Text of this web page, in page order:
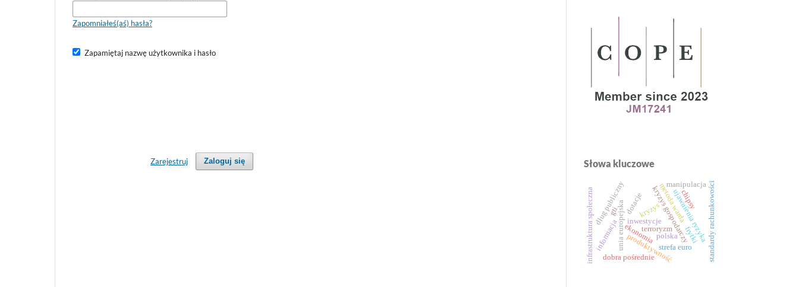
Zapomniałeś(aś) hasła?
Zapamiętaj nazwę użytkownika i hasło
Zaloguj się
Zarejestruj Słowa kluczowe
unia europejskaekonomiapolska
dotacje kryzys gospodarczy
inwestycje
terroryzm
gti metoda warda
dług publiczny
produktywność
dobra pośrednie
ujawnienia ryzykastandardy rachunkowości
informacja
manipulacja
infrastruktura społeczna kryzys
strefa euro
frytki
chipsy